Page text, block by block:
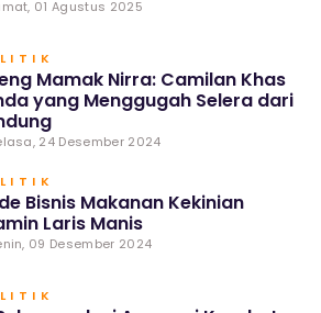
01 Agustus 2025
Mamak Nirra: Camilan Khas
yang Menggugah Selera dari
24 Desember 2024
Bisnis Makanan Kekinian
Laris Manis
09 Desember 2024